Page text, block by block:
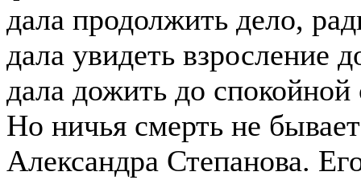
дала продолжить дело,
дала увидеть взросление
дала дожить до спокойной
Но ничья смерть не
Александра Степанова.